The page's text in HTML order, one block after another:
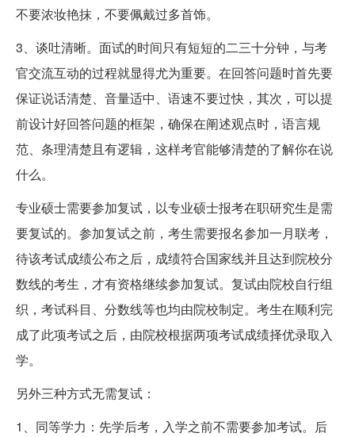
不要浓妆艳抹，不要佩戴过多首饰。
3、谈吐清晰。面试的时间只有短短的二三十分钟，与考
官交流互动的过程就显得尤为重要。在回答问题时首先要
保证说话清楚、音量适中、语速不要过快，其次，可以提
前设计好回答问题的框架，确保在阐述观点时，语言规
范、条理清楚且有逻辑，这样考官能够清楚的了解你在说
什么。
专业硕士需要参加复试，以专业硕士报考在职研究生是需
要复试的。参加复试之前，考生需要报名参加一月联考，
待该考试成绩公布之后，成绩符合国家线并且达到院校分
数线的考生，才有资格继续参加复试。复试由院校自行组
织，考试科目、分数线等也均由院校制定。考生在顺利完
成了此项考试之后，由院校根据两项考试成绩择优录取入
学。
另外三种方式无需复试：
1、同等学力：先学后考，入学之前不需要参加考试。后